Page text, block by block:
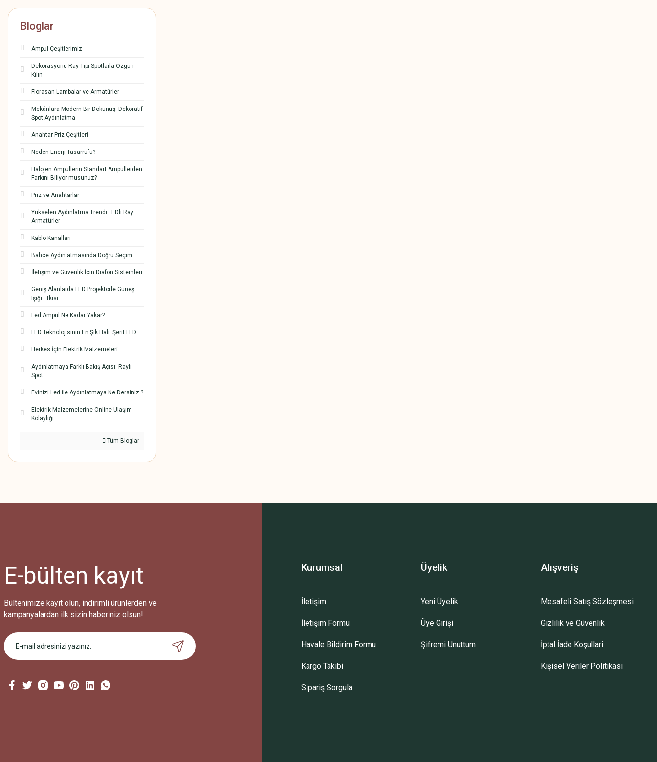
Bloglar
Ampul Çeşitlerimiz
Dekorasyonu Ray Tipi Spotlarla Özgün
Kılın
Florasan Lambalar ve Armatürler
Mekânlara Modern Bir Dokunuş: Dekoratif
Spot Aydınlatma
Anahtar Priz Çeşitleri
Neden Enerji Tasarrufu?
Halojen Ampullerin Standart Ampullerden
Farkını Biliyor musunuz?
Priz ve Anahtarlar
Yükselen Aydınlatma Trendi LEDli Ray
Armatürler
Kablo Kanalları
Bahçe Aydınlatmasında Doğru Seçim
İletişim ve Güvenlik İçin Diafon Sistemleri
Geniş Alanlarda LED Projektörle Güneş
Işığı Etkisi
Led Ampul Ne Kadar Yakar?
LED Teknolojisinin En Şık Hali: Şerit LED
Herkes İçin Elektrik Malzemeleri
Aydınlatmaya Farklı Bakış Açısı: Raylı
Spot
Evinizi Led ile Aydınlatmaya Ne Dersiniz ?
Elektrik Malzemelerine Online Ulaşım
Kolaylığı
Tüm Bloglar
E-bülten kayıt
Bültenimize kayıt olun, indirimli ürünlerden ve
kampanyalardan ilk sizin haberiniz olsun!
Kurumsal
İletişim
İletişim Formu
Havale Bildirim Formu
Kargo Takibi
Sipariş Sorgula
Üyelik
Yeni Üyelik
Üye Girişi
Şifremi Unuttum
Alışveriş
Mesafeli Satış Sözleşmesi
Gizlilik ve Güvenlik
İptal İade Koşullari
Kişisel Veriler Politikası